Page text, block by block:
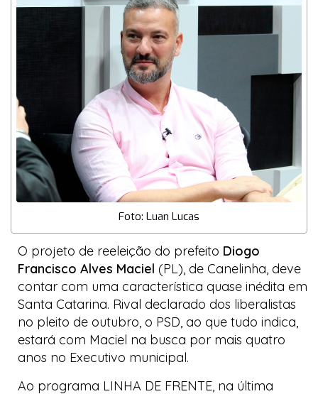
Foto: Luan Lucas
O projeto de reeleição do prefeito Diogo
Francisco Alves Maciel (PL), de Canelinha, deve
contar com uma característica quase inédita em
Santa Catarina. Rival declarado dos liberalistas
no pleito de outubro, o PSD, ao que tudo indica,
estará com Maciel na busca por mais quatro
anos no Executivo municipal.
Ao programa LINHA DE FRENTE, na última